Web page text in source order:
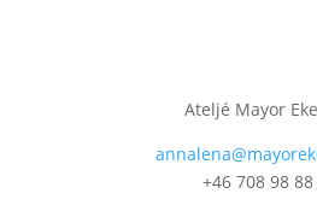
Ateljé Mayor
+46 708 98 88